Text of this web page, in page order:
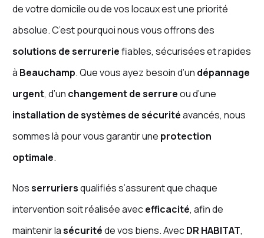
de votre domicile ou de vos locaux est une priorité
absolue. C’est pourquoi nous vous offrons des
solutions de serrureriefiables, sécurisées et rapides
à Beauchamp. Que vous ayez besoin d’un dépannage
urgent, d’un changement de serrureou d’une
installation de systèmes de sécuritéavancés, nous
sommes là pour vous garantir une protection
optimale.
Nosserruriersqualifiés s’assurent que chaque
intervention soit réalisée avecefficacité, afin de
maintenir lasécuritéde vos biens. AvecDR HABITAT,